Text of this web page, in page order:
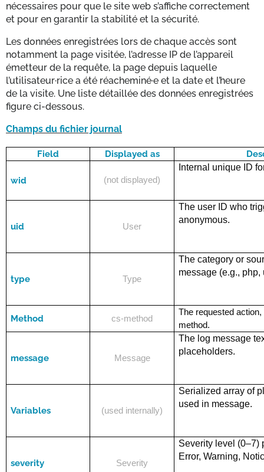
nécessaires pour que le site web s’affiche correctement
et pour en garantir la stabilité et la sécurité.
Les données enregistrées lors de chaque accès sont
notamment la page visitée, l’adresse IP de l’appareil
émetteur de la requête, la page depuis laquelle
l’utilisateur·rice a été réacheminé·e et la date et l’heure
de la visite. Une liste détaillée des données enregistrées
figure ci-dessous.
Champs du fichier journal
Field Displayed as
wid (not displayed)
Internal unique ID
uid User
The user ID who
anonymous.
type Type
The category or
message (e.g., php,
Method cs-method
The requested
method.
message Message
The log message
placeholders.
Variables (used internally)
Serialized array of
used in message.
severity Severity
Severity level (0–7)
Error, Warning,